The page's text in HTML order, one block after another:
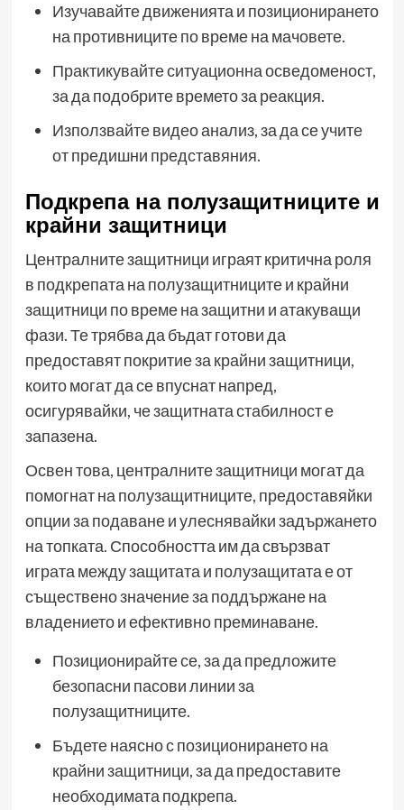
Изучавайте движенията и позиционирането
на противниците по време на мачовете.
Практикувайте ситуационна осведоменост,
за да подобрите времето за реакция.
Използвайте видео анализ, за да се учите
от предишни представяния.
Подкрепа на полузащитниците и
крайни защитници
Централните защитници играят критична роля
в подкрепата на полузащитниците и крайни
защитници по време на защитни и атакуващи
фази. Те трябва да бъдат готови да
предоставят покритие за крайни защитници,
които могат да се впуснат напред,
осигурявайки, че защитната стабилност е
запазена.
Освен това, централните защитници могат да
помогнат на полузащитниците, предоставяйки
опции за подаване и улеснявайки задържането
на топката. Способността им да свързват
играта между защитата и полузащитата е от
съществено значение за поддържане на
владението и ефективно преминаване.
Позиционирайте се, за да предложите
безопасни пасови линии за
полузащитниците.
Бъдете наясно с позиционирането на
крайни защитници, за да предоставите
необходимата подкрепа.